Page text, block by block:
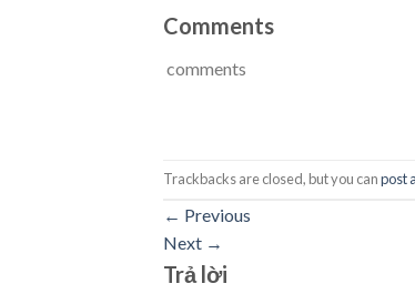
Comments
comments
Trackbacks are closed, but you canpost
← Previous
Next →
Trả lời